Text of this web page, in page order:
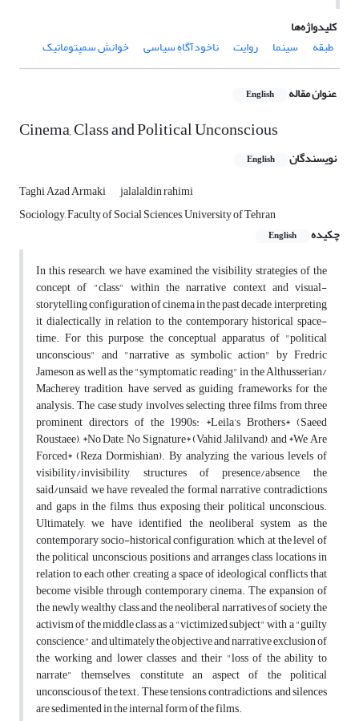
کلیدواژه‌ها
طبقه
سینما روایت ناخودآگاهِ سیاسی خوانشِ سمپتوماتیک
عنوان مقاله English
Cinema, Class and Political Unconscious
نویسندگان English
Taghi Azad Armaki
jalalaldin rahimi
Sociology, Faculty of Social Sciences, University of Tehran
چکیده
English
In this research, we have examined the visibility strategies of the
concept of "class" within the narrative context and visual-
storytelling configuration of cinema in the past decade, interpreting
it dialectically in relation to the contemporary historical space-
time. For this purpose, the conceptual apparatus of "political
unconscious" and "narrative as symbolic action" by Fredric
Jameson, as well as the "symptomatic reading" in the Althusserian/
Macherey tradition, have served as guiding frameworks for the
analysis. The case study involves selecting three films from three
prominent directors of the 1990s: *Leila’s Brothers* (Saeed
Roustaee), *No Date, No Signature* (Vahid Jalilvand), and *We Are
Forced* (Reza Dormishian). By analyzing the various levels of
visibility/invisibility, structures of presence/absence, the
said/unsaid, we have revealed the formal narrative contradictions
and gaps in the films, thus exposing their political unconscious.
Ultimately, we have identified the neoliberal system as the
contemporary socio-historical configuration, which, at the level of
the political unconscious, positions and arranges class locations in
relation to each other, creating a space of ideological conflicts that
become visible through contemporary cinema. The expansion of
the newly wealthy class and the neoliberal narratives of society, the
activism of the middle class as a "victimized subject" with a "guilty
conscience," and ultimately the objective and narrative exclusion of
the working and lower classes and their "loss of the ability to
narrate" themselves, constitute an aspect of the political
unconscious of the text. These tensions, contradictions, and silences
are sedimented in the internal form of the films.